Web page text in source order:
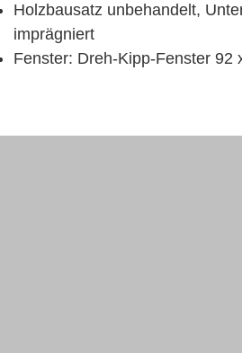
Holzbausatz unbehandelt,
imprägniert
Fenster: Dreh-Kipp-Fenster 92